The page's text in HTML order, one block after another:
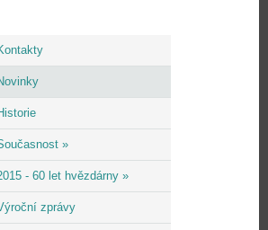
»
- 60 let hvězdárny »
zprávy